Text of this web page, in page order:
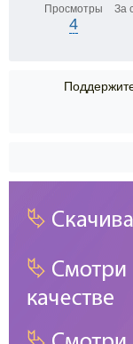
Просмотры
4
За